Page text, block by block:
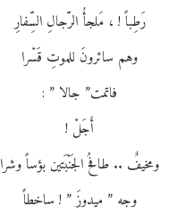
رَطِباً ! ، مَلجأُ الرّجالِ السِّفارِ
وهم سائرونَ للموتِ قَسْرا
فاتمت” جالا ” :
أَجَلْ !
ومخيفٌ .. طافحُ الجَنْبَتين بؤساً وشرا
وجه ” ميدوزَ ” ! ساخطاً